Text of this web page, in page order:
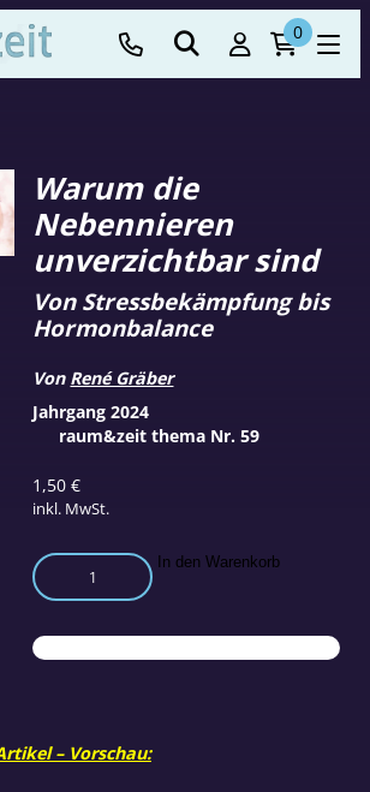
0
Warum die
Nebennieren
unverzichtbar sind
1,50€
inkl. MwSt.
Von Stressbekämpfung bis
Hormonbalance
Von René Gräber
Warum
die
unverzichtbar
sind
In den Warenkorb
Jahrgang 2024
raum&zeit thema Nr. 59
– Vorschau: